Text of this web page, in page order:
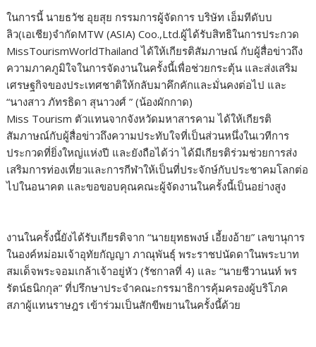
ในการนี้ นายธวัช อุยสุย กรรมการผู้จัดการ บริษัท เอ็มทีดับบ
ลิว(เอเชีย)จำกัดMTW (ASIA) Coo.,Ltd.ผู้ได้รับสิทธิในการประกวด
MissTourismWorldThailand ได้ให้เกียรติสัมภาษณ์ กับผู้สื่อข่าวถึง
ความภาคภูมิใจในการจัดงานในครั้งนี้เพื่อช่วยกระตุ้น และส่งเสริม
เศรษฐกิจของประเทศชาติให้กลับมาคึกคักและมั่นคงต่อไป และ
“นางสาว ภัทรธิดา สุนาวงศ์ ” (น้องผักกาด)
Miss Tourism ตัวแทนจากจังหวัดมหาสารคาม ได้ให้เกียรติ
สัมภาษณ์กับผู้สื่อข่าวถึงความประทับใจที่เป็นส่วนหนึ่งในเวทีการ
ประกวดที่ยิ่งใหญ่แห่งปี และยังถือได้ว่า ได้มีเกียรติร่วมช่วยการส่ง
เสริมการท่องเที่ยวและการกีฬาให้เป็นที่ประจักษ์กับประชาคมโลกต่อ
ไปในอนาคต และขอขอบคุณคณะผู้จัดงานในครั้งนี้เป็นอย่างสูง
งานในครั้งนี้ยังได้รับเกียรติจาก “นายยุทธพงษ์ เอี้ยงอ้าย” เลขานุการ
ในองค์หม่อมเจ้าอุทัยกัญญา ภาณุพันธุ์ พระราชปนัดดาในพระบาท
สมเด็จพระจอมเกล้าเจ้าอยู่หัว (รัชกาลที่ 4) และ “นายชีวานนท์ พร
รัตน์ธนิกกุล” ที่ปรึกษาประจำคณะกรรมาธิการคุ้มครองผู้บริโภค
สภาผู้แทนราษฎร เข้าร่วมเป็นสักขีพยานในครั้งนี้ด้วย